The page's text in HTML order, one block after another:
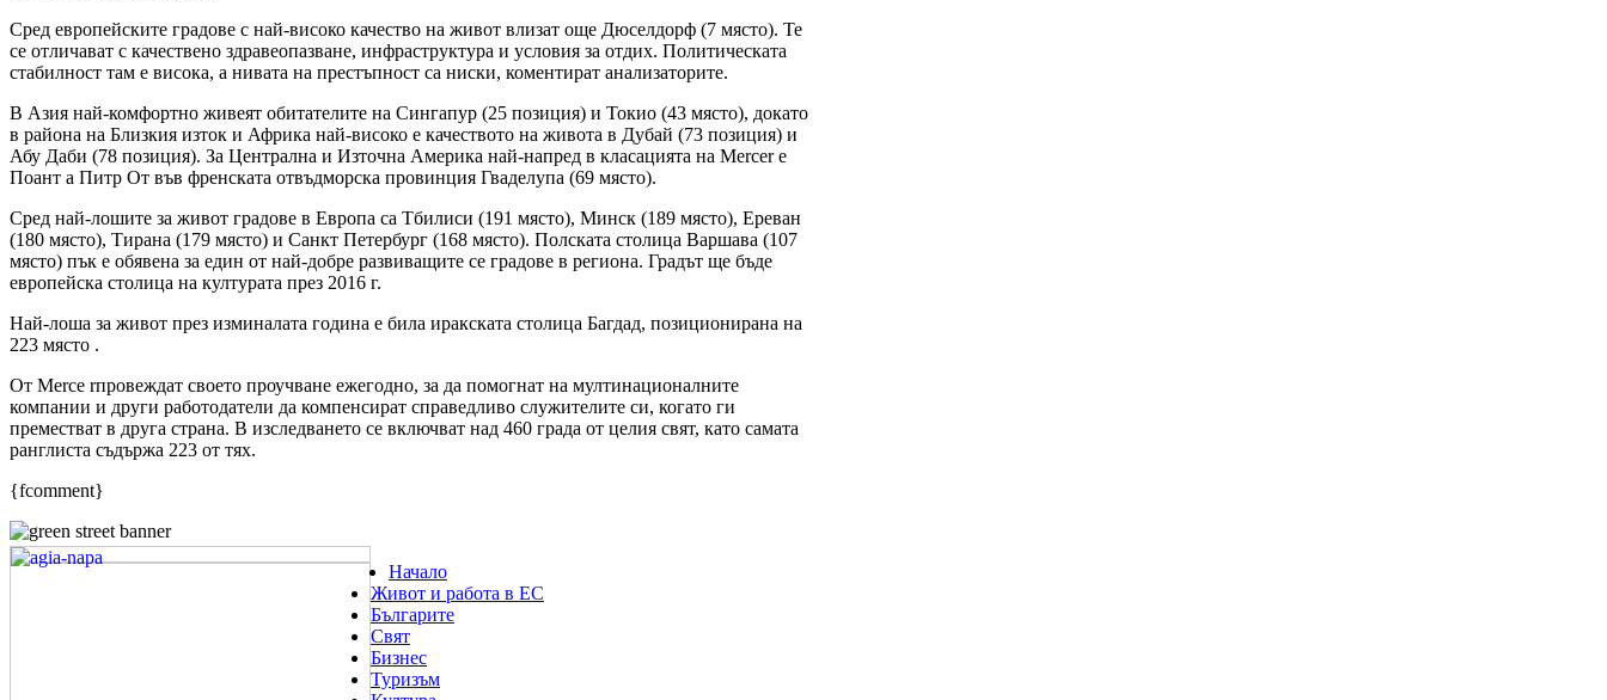
Сред европейските градове с най-високо качество на живот влизат още Дюселдорф (7 място). Те
се отличават с качествено здравеопазване, инфраструктура и условия за отдих. Политическата
стабилност там е висока, а нивата на престъпност са ниски, коментират анализаторите.
В Азия най-комфортно живеят обитателите на Сингапур (25 позиция) и Токио (43 място), докато
в района на Близкия изток и Африка най-високо е качеството на живота в Дубай (73 позиция) и
Абу Даби (78 позиция). За Централна и Източна Америка най-напред в класацията на Mercer e
Поант а Питр От във френската отвъдморска провинция Гваделупа (69 място).
Сред най-лошите за живот градове в Европа са Тбилиси (191 място), Минск (189 място), Ереван
(180 място), Тирана (179 място) и Санкт Петербург (168 място). Полската столица Варшава (107
място) пък е обявена за един от най-добре развиващите се градове в региона. Градът ще бъде
европейска столица на културата през 2016 г.
Най-лоша за живот през изминалата година е била иракската столица Багдад, позиционирана на
223 място .
От Merce rпровеждат своето проучване ежегодно, за да помогнат на мултинационалните
компании и други работодатели да компенсират справедливо служителите си, когато ги
преместват в друга страна. В изследването се включват над 460 града от целия свят, като самата
ранглиста съдържа 223 от тях.
{fcomment}
Начало
Живот и работа в ЕС
Българите
Свят
Бизнес
Туризъм